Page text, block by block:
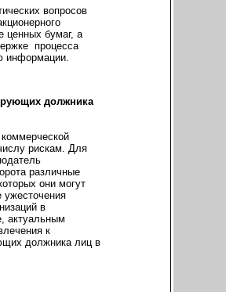
вопросов
ценных бумаг, а
процесса
информации.
должника
рискам. Для
различные
они могут
ужесточения
в
актуальным
к
должника лиц в